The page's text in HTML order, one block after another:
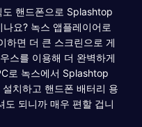
핸드폰으로 Splashtop
요? 녹스 앱플레이어로
하면 더 큰 스크린으로 게
스를 이용해 더 완벽하게
로 녹스에서 Splashtop
치하고 핸드폰 배터리 용
도 되니까 매우 편할 겁니